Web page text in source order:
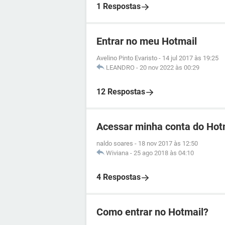
1 Respostas
Entrar no meu Hotmail
Avelino Pinto Evaristo - 14 jul 2017 às 19:25
LEANDRO - 20 nov 2022 às 00:29
12 Respostas
Acessar minha conta do
naldo soares - 18 nov 2017 às 12:50
Wiviana - 25 ago 2018 às 04:10
4 Respostas
Como entrar no Hotmail?